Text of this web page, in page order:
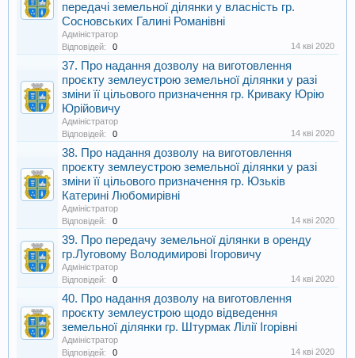
передачі земельної ділянки у власність гр.
Сосновських Галині Романівні
Адміністратор
Відповідей:
0 14 кві 2020
37. Про надання дозволу на виготовлення
проєкту землеустрою земельної ділянки у разі
зміни її цільового призначення гр. Криваку Юрію
Юрійовичу
Адміністратор
Відповідей:
0 14 кві 2020
38. Про надання дозволу на виготовлення
проєкту землеустрою земельної ділянки у разі
зміни її цільового призначення гр. Юзьків
Катерині Любомирівні
Адміністратор
Відповідей:
0 14 кві 2020
39. Про передачу земельної ділянки в оренду
гр.Луговому Володимирові Ігоровичу
Адміністратор
Відповідей:
0 14 кві 2020
40. Про надання дозволу на виготовлення
проєкту землеустрою щодо відведення
земельної ділянки гр. Штурмак Лілії Ігорівні
Адміністратор
Відповідей:
0 14 кві 2020